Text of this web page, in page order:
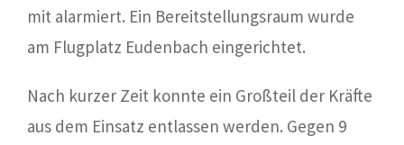
mit alarmiert. Ein Bereitstellungsraum wurde
am Flugplatz Eudenbach eingerichtet.
Nach kurzer Zeit konnte ein Großteil der Kräfte
aus dem Einsatz entlassen werden. Gegen 9